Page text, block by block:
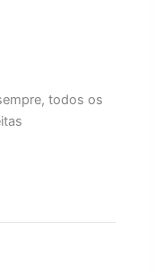
todos os